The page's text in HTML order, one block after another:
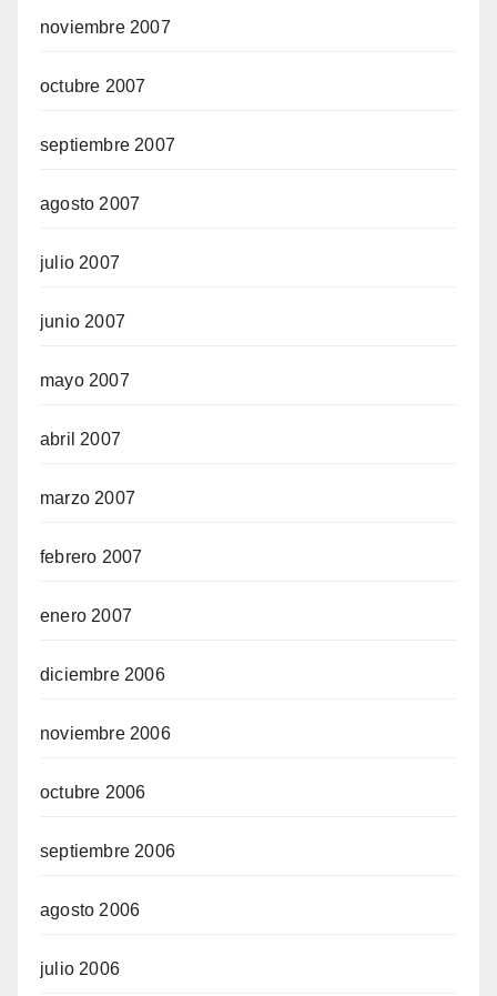
noviembre 2007
octubre 2007
septiembre 2007
agosto 2007
julio 2007
junio 2007
mayo 2007
abril 2007
marzo 2007
febrero 2007
enero 2007
diciembre 2006
noviembre 2006
octubre 2006
septiembre 2006
agosto 2006
julio 2006